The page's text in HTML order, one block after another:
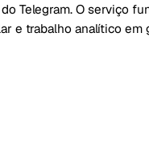
Telegram. O serviço
e trabalho analítico em